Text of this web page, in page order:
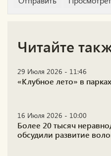
Читайте
29 Июля 2026 - 11:46
«Клубное лето» в
16 Июля 2026 - 10:00
Более 20 тысяч
обсудили развитие